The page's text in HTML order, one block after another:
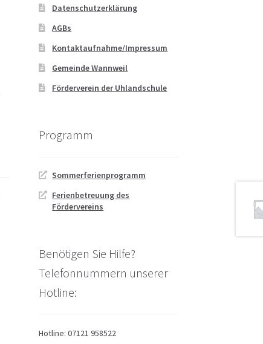
Datenschutzerklärung
AGBs
Kontaktaufnahme/Impressum
Gemeinde Wannweil
Förderverein der Uhlandschule
Programm
Sommerferienprogramm
Ferienbetreuung des
Fördervereins
Benötigen Sie Hilfe?
Telefonnummern unserer
Hotline:
Hotline: 07121 958522